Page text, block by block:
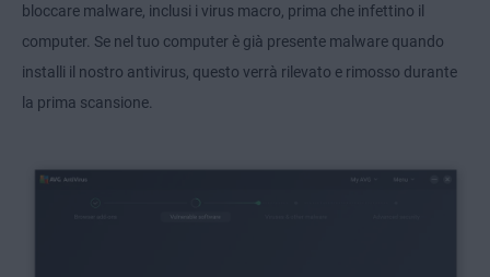
bloccare malware, inclusi i virus macro, prima che infettino il
computer. Se nel tuo computer è già presente malware quando
installi il nostro antivirus, questo verrà rilevato e rimosso durante
la prima scansione.